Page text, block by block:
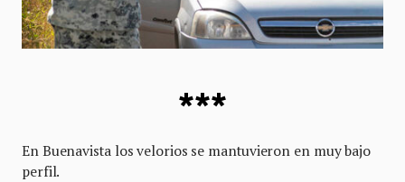
***
En Buenavista los velorios se mantuvieron en muy bajo
perfil.